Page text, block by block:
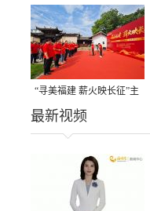
晒秋，福建人这样过才够
味→
“寻美福建 薪火映长征”主
题活动在龙岩长汀启动
最新视频